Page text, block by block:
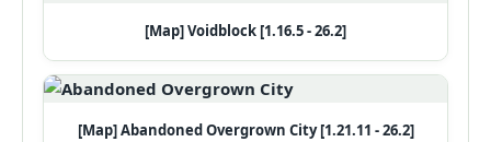
[Map] Voidblock [1.16.5 - 26.2]
[Map] Abandoned Overgrown City [1.21.11 - 26.2]